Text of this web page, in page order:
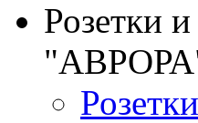
Розетки
"АВРОРА"